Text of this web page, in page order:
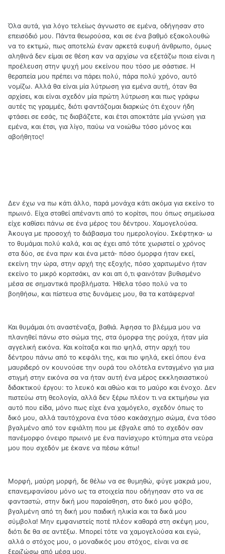
Όλα αυτά, για λόγο τελείως άγνωστο σε εμένα, οδήγησαν στο
επεισόδιό μου. Πάντα θεωρούσα, και σε ένα βαθμό εξακολουθώ
να το εκτιμώ, πως αποτελώ έναν αρκετά ευφυή άνθρωπο, όμως
αληθινά δεν είμαι σε θέση καν να αρχίσω να εξετάζω ποια είναι η
προέλευση στην ψυχή μου εκείνου που τόσο με σάστισε. Η
θεραπεία μου πρέπει να πάρει πολύ, πάρα πολύ χρόνο, αυτό
νομίζω. Αλλά θα είναι μία λύτρωση για εμένα αυτή, όταν θα
αρχίσει, και είναι σχεδόν μία πρώτη λύτρωση και πως γράφω
αυτές τις γραμμές, διότι φαντάζομαι διαρκώς ότι έχουν ήδη
φτάσει σε εσάς, τις διαβάζετε, και έτσι αποκτάτε μία γνώση για
εμένα, και έτσι, για λίγο, παύω να νοιώθω τόσο μόνος και
αβοήθητος!
Δεν έχω να πω κάτι άλλο, παρά μονάχα κάτι ακόμα για εκείνο το
πρωινό. Είχα σταθεί απέναντι από το κορίτσι, που όπως σημείωσα
είχε καθίσει πάνω σε ένα μέρος του δέντρου. Χαμογελούσα.
Άκουγα με προσοχή το διάβασμα του ημερολογίου. Σκέφτηκα- ω
το θυμάμαι πολύ καλά, και ας έχει από τότε χωριστεί ο χρόνος
στα δύο, σε ένα πριν και ένα μετά- πόσο όμορφα ήταν εκεί,
εκείνη την ώρα, στην αρχή της εξοχής, πόσο χαριτωμένο ήταν
εκείνο το μικρό κοριτσάκι, αν και απ ό,τι φαινόταν βυθισμένο
μέσα σε σημαντικά προβλήματα. Ήθελα τόσο πολύ να το
βοηθήσω, και πίστευα στις δυνάμεις μου, θα τα κατάφερνα!
Και θυμάμαι ότι αναστέναξα, βαθιά. Άφησα το βλέμμα μου να
πλανηθεί πάνω στο σώμα της, στα όμορφα της ρούχα, ήταν μία
αγγελική εικόνα. Και κοίταξα και πιο ψηλά, στην αρχή του
δέντρου πάνω από το κεφάλι της, και πιο ψηλά, εκεί όπου ένα
μαυριδερό ον κουνούσε την ουρά του ολότελα ενταγμένο για μια
στιγμή στην εικόνα σα να ήταν αυτή ένα μέρος εκκλησιαστικού
διδακτικού έργου: το λευκό και αθώο και το μαύρο και ένοχο. Δεν
πιστεύω στη θεολογία, αλλά δεν ξέρω πλέον τι να εκτιμήσω για
αυτό που είδα, μόνο πως είχε ένα χαμόγελο, σχεδόν όπως το
δικό μου, αλλά ταυτόχρονα ένα τόσο κακάσχημο σώμα, ένα τόσο
βγαλμένο από τον εφιάλτη που με έβγαλε από το σχεδόν σαν
πανέμορφο όνειρο πρωινό με ένα πανίσχυρο κτύπημα στα νεύρα
μου που σχεδόν με έκανε να πέσω κάτω!
Μορφή, μαύρη μορφή, δε θέλω να σε θυμηθώ, φύγε μακριά μου,
επανεμφανίσου μόνο ως τα στοιχεία που οδήγησαν στο να σε
φανταστώ, στην δική μου παραίσθηση, στο δικό μου φόβο,
βγαλμένη από τη δική μου παιδική ηλικία και τα δικά μου
σύμβολα! Μην εμφανιστείς ποτέ πλέον καθαρά στη σκέψη μου,
διότι δε θα σε αντέξω. Μπορεί τότε να χαμογελούσα και εγώ,
αλλά ο στόχος μου, ο μοναδικός μου στόχος, είναι να σε
ξεριζώσω από μέσα μου.